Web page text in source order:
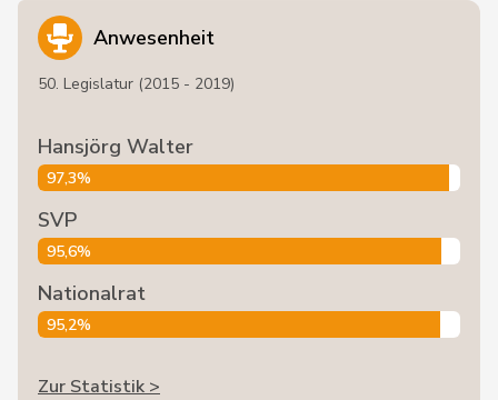
Anwesenheit
50. Legislatur (2015 - 2019)
Hansjörg Walter
97,3%
SVP
95,6%
Nationalrat
95,2%
Zur Statistik >